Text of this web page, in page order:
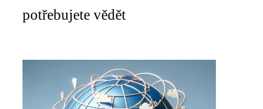
potřebujete vědět